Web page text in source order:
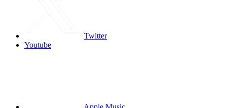
Twitter
Youtube